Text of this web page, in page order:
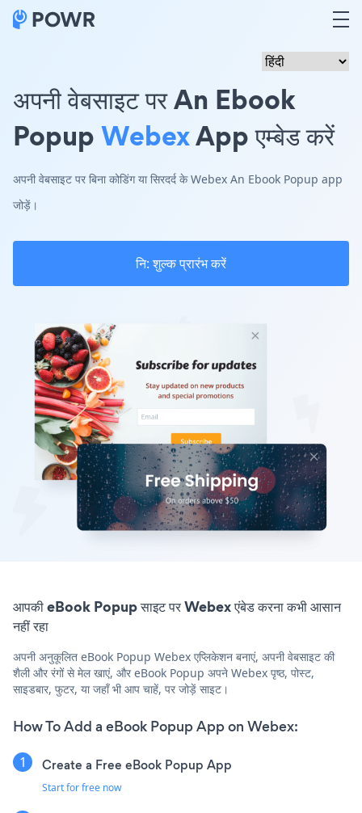
अपनी वेबसाइट पर An Ebook
PopupWebexApp एम्बेड करें
अपनी वेबसाइट पर बिना कोडिंग या सिरदर्द के Webex An Ebook Popup app
जोड़ें।
नि: शुल्क प्रारंभ करें
आपकी eBook Popup साइट पर Webex एंबेड करना कभी आसान
नहीं रहा
अपनी अनुकूलित eBook Popup Webex एप्लिकेशन बनाएं, अपनी वेबसाइट की
शैली और रंगों से मेल खाएं, और eBook Popup अपने Webex पृष्ठ, पोस्ट,
साइडबार, फुटर, या जहाँ भी आप चाहें, पर जोड़ें साइट।
How To Add a eBook Popup App on Webex:
Create a Free eBook Popup App
Start for free now